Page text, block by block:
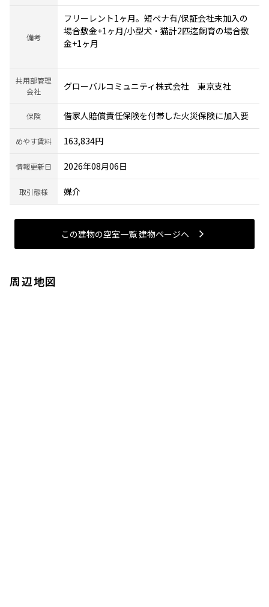
備考
フリーレント1ヶ月。短ぺナ有/保証会社未加入の
場合敷金+1ヶ月/小型犬・猫計2匹迄飼育の場合敷
金+1ヶ月
共用部管理
会社
グローバルコミュニティ株式会社 東京支社
保険 借家人賠償責任保険を付帯した火災保険に加入要
めやす賃料 163,834円
情報更新日 2026年08月06日
取引態様 媒介
この建物の空室一覧 建物ページヘ
周辺地図